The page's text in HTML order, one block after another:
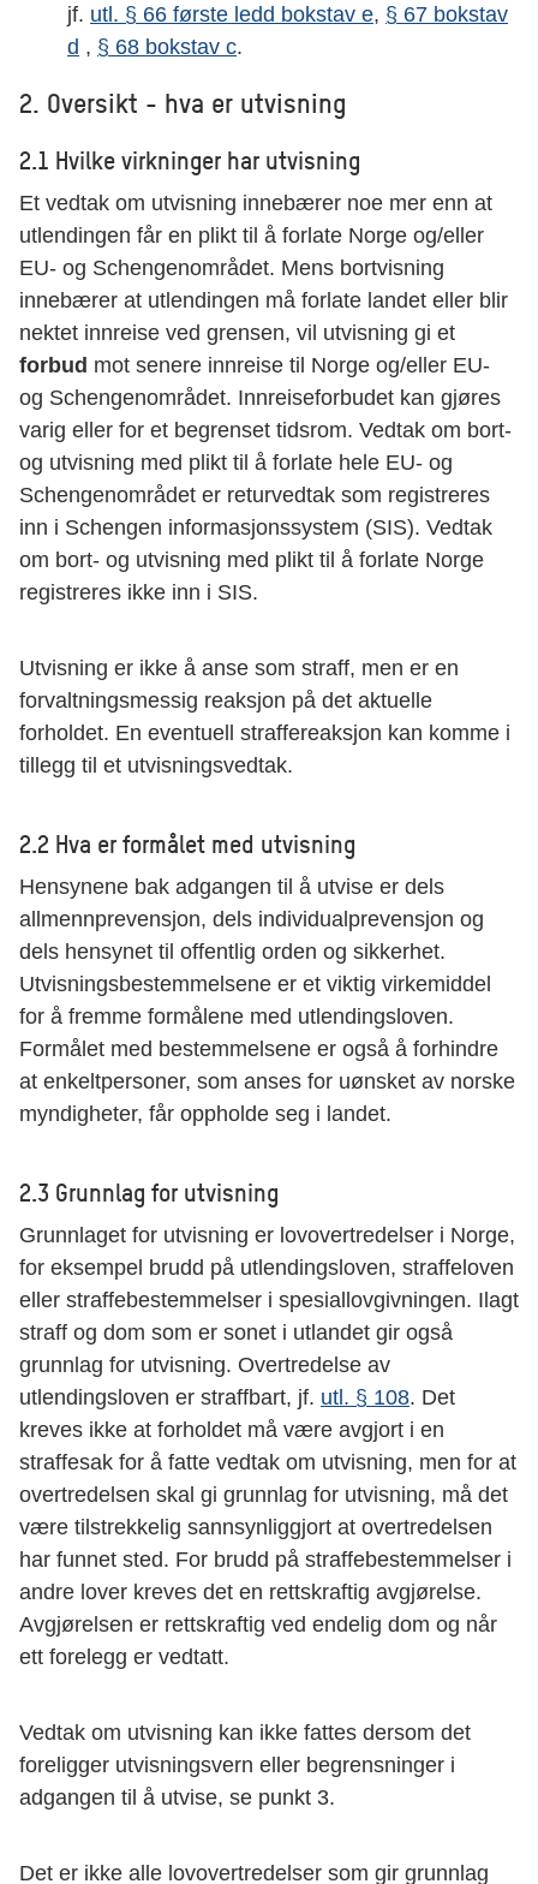
jf. utl. § 66 første ledd bokstav e, § 67 bokstav
d , § 68 bokstav c.
2. Oversikt - hva er utvisning
2.1 Hvilke virkninger har utvisning
Et vedtak om utvisning innebærer noe mer enn at
utlendingen får en plikt til å forlate Norge og/eller
EU- og Schengenområdet. Mens bortvisning
innebærer at utlendingen må forlate landet eller blir
nektet innreise ved grensen, vil utvisning gi et
forbud mot senere innreise til Norge og/eller EU-
og Schengenområdet. Innreiseforbudet kan gjøres
varig eller for et begrenset tidsrom. Vedtak om bort-
og utvisning med plikt til å forlate hele EU- og
Schengenområdet er returvedtak som registreres
inn i Schengen informasjonssystem (SIS). Vedtak
om bort- og utvisning med plikt til å forlate Norge
registreres ikke inn i SIS.
Utvisning er ikke å anse som straff, men er en
forvaltningsmessig reaksjon på det aktuelle
forholdet. En eventuell straffereaksjon kan komme i
tillegg til et utvisningsvedtak.
2.2 Hva er formålet med utvisning
Hensynene bak adgangen til å utvise er dels
allmennprevensjon, dels individualprevensjon og
dels hensynet til offentlig orden og sikkerhet.
Utvisningsbestemmelsene er et viktig virkemiddel
for å fremme formålene med utlendingsloven.
Formålet med bestemmelsene er også å forhindre
at enkeltpersoner, som anses for uønsket av norske
myndigheter, får oppholde seg i landet.
2.3 Grunnlag for utvisning
Grunnlaget for utvisning er lovovertredelser i Norge,
for eksempel brudd på utlendingsloven, straffeloven
eller straffebestemmelser i spesiallovgivningen. Ilagt
straff og dom som er sonet i utlandet gir også
grunnlag for utvisning. Overtredelse av
utlendingsloven er straffbart, jf. utl. § 108. Det
kreves ikke at forholdet må være avgjort i en
straffesak for å fatte vedtak om utvisning, men for at
overtredelsen skal gi grunnlag for utvisning, må det
være tilstrekkelig sannsynliggjort at overtredelsen
har funnet sted. For brudd på straffebestemmelser i
andre lover kreves det en rettskraftig avgjørelse.
Avgjørelsen er rettskraftig ved endelig dom og når
ett forelegg er vedtatt.
Vedtak om utvisning kan ikke fattes dersom det
foreligger utvisningsvern eller begrensninger i
adgangen til å utvise, se punkt 3.
Det er ikke alle lovovertredelser som gir grunnlag